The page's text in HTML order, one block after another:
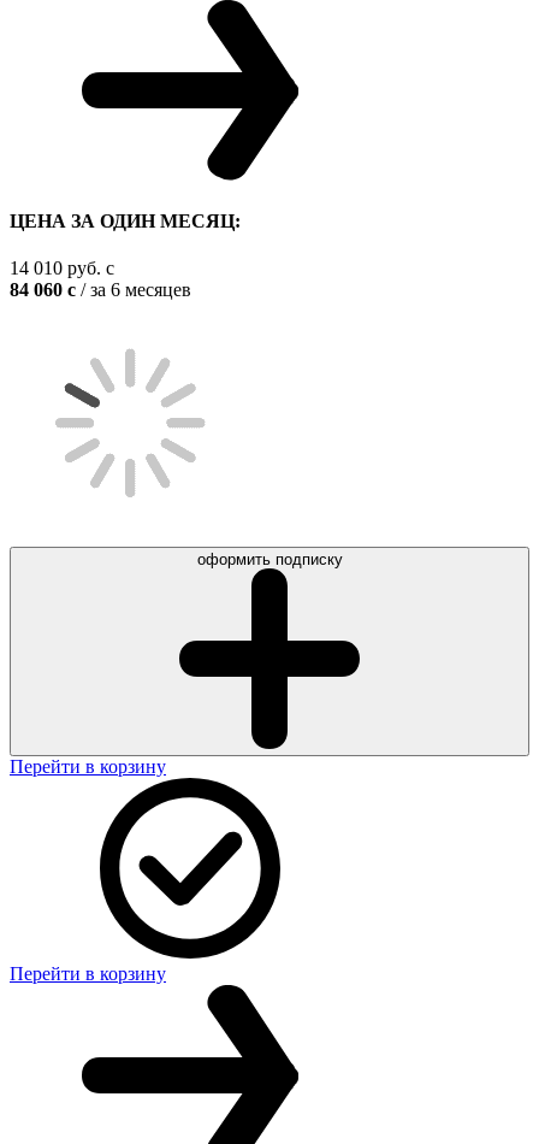
ЦЕНА ЗА ОДИН МЕСЯЦ:
14 010 руб. c
84 060 c / за 6 месяцев
оформить подписку
Перейти в корзину
Перейти в корзину